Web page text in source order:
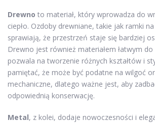
Drewno to materiał, który wprowadza do
ciepło. Ozdoby drewniane, takie jak ramki
sprawiają, że przestrzeń staje się bardziej
Drewno jest również materiałem łatwym
pozwala na tworzenie różnych kształtów i
pamiętać, że może być podatne na wilgoć
mechaniczne, dlatego ważne jest, aby
odpowiednią konserwację.
Metal, z kolei, dodaje nowoczesności i